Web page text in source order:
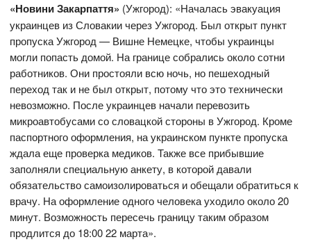
«Новини Закарпаття» (Ужгород): «Началась эвакуация
украинцев из Словакии через Ужгород. Был открыт пункт
пропуска Ужгород — Вишне Немецке, чтобы украинцы
могли попасть домой. На границе собрались около сотни
работников. Они простояли всю ночь, но пешеходный
переход так и не был открыт, потому что это технически
невозможно. После украинцев начали перевозить
микроавтобусами со словацкой стороны в Ужгород. Кроме
паспортного оформления, на украинском пункте пропуска
ждала еще проверка медиков. Также все прибывшие
заполняли специальную анкету, в которой давали
обязательство самоизолироваться и обещали обратиться к
врачу. На оформление одного человека уходило около 20
минут. Возможность пересечь границу таким образом
продлится до 18:00 22 марта».